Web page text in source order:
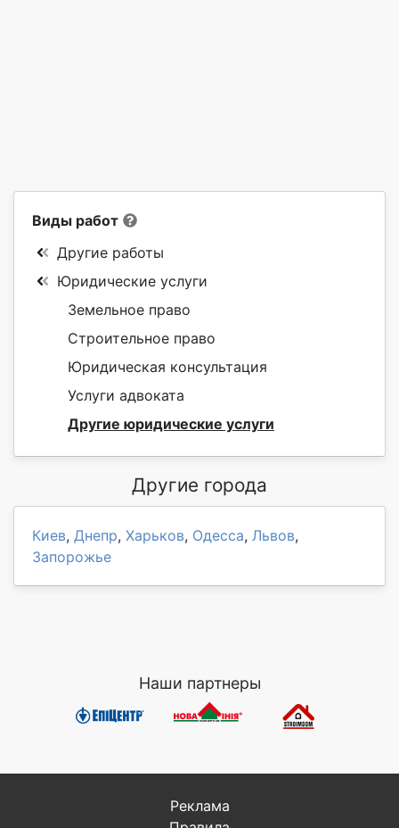
Виды работ
Другие работы
Юридические услуги
Земельное право
Строительное право
Юридическая консультация
Услуги адвоката
Другие юридические услуги
Другие города
Киев, Днепр, Харьков, Одесса, Львов,
Запорожье
Наши партнеры
Реклама